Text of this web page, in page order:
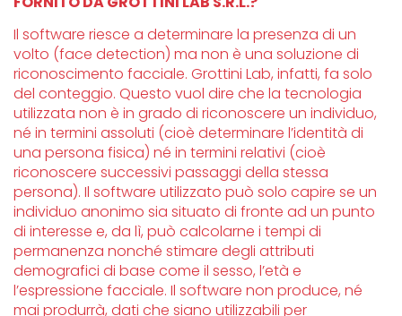
Il software riesce a determinare la presenza di un
volto (face detection) ma non è una soluzione di
riconoscimento facciale. Grottini Lab, infatti, fa solo
del conteggio. Questo vuol dire che la tecnologia
utilizzata non è in grado di riconoscere un individuo,
né in termini assoluti (cioè determinare l’identità di
una persona fisica) né in termini relativi (cioè
riconoscere successivi passaggi della stessa
persona). Il software utilizzato può solo capire se un
individuo anonimo sia situato di fronte ad un punto
di interesse e, da lì, può calcolarne i tempi di
permanenza nonché stimare degli attributi
demografici di base come il sesso, l’età e
l’espressione facciale. Il software non produce, né
mai produrrà, dati che siano utilizzabili per